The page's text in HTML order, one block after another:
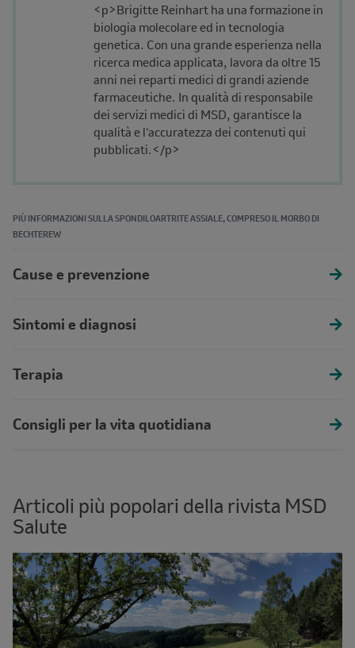
<p>Brigitte Reinhart ha una formazione in
biologia molecolare ed in tecnologia
genetica. Con una grande esperienza nella
ricerca medica applicata, lavora da oltre 15
anni nei reparti medici di grandi aziende
farmaceutiche. In qualità di responsabile
dei servizi medici di MSD, garantisce la
qualità e l'accuratezza dei contenuti qui
pubblicati.</p>
PIÙ INFORMAZIONI SULLA SPONDILOARTRITE ASSIALE, COMPRESO IL MORBO DI
BECHTEREW
Cause e prevenzione
Sintomi e diagnosi
Terapia
Consigli per la vita quotidiana
Articoli più popolari della rivista MSD
Salute